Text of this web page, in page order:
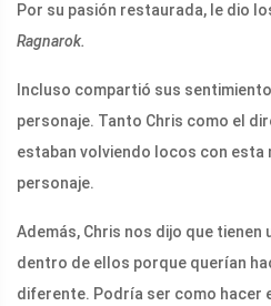
Por su pasión restaurada, le dio
Ragnarok.
Incluso compartió sus
personaje. Tanto Chris como el
estaban volviendo locos con esta
personaje.
Además, Chris nos dijo que
dentro de ellos porque querían
diferente. Podría ser como hacer